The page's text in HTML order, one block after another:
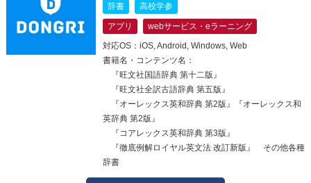
辞書
高校学参
アプリ
webサービス・eラーニング
対応OS：iOS, Android, Windows, Web
書籍名・コンテンツ名：
『旺文社国語辞典 第十二版』
『旺文社全訳古語辞典 第五版』
『オーレックス英和辞典 第2版』『オーレックス和
英辞典 第2版』
『コアレックス英和辞典 第3版』
『徹底例解ロイヤル英文法 改訂新版』 その他各種
辞書